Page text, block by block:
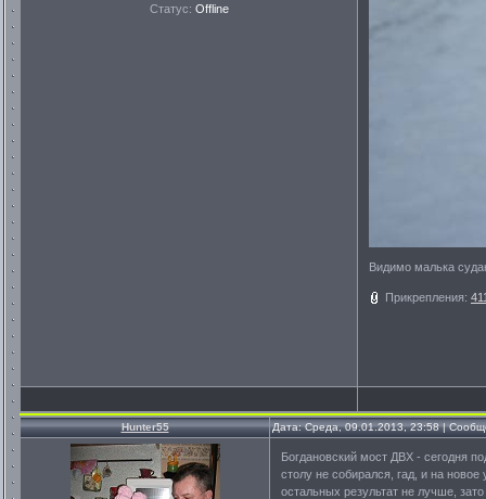
Статус: Offline
Видимо малька
Прикрепления:
Hunter55 Дата: Среда, 09.01.2013, 23:58 |
Богдановский мост ДВХ - сегодня
столу не собирался, гад, и на
остальных результат не лучше,